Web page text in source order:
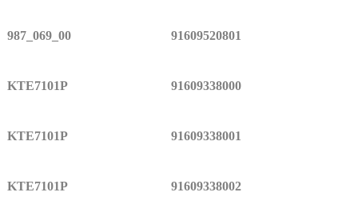
987_069_00 91609520801
KTE7101P 91609338000
KTE7101P 91609338001
KTE7101P 91609338002